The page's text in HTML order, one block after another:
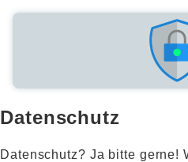
Datenschutz
Datenschutz? Ja bitte gerne!